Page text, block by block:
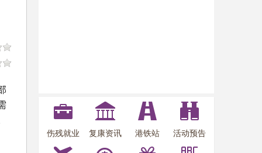
伤残就业 复康资讯 港铁站 活动预告